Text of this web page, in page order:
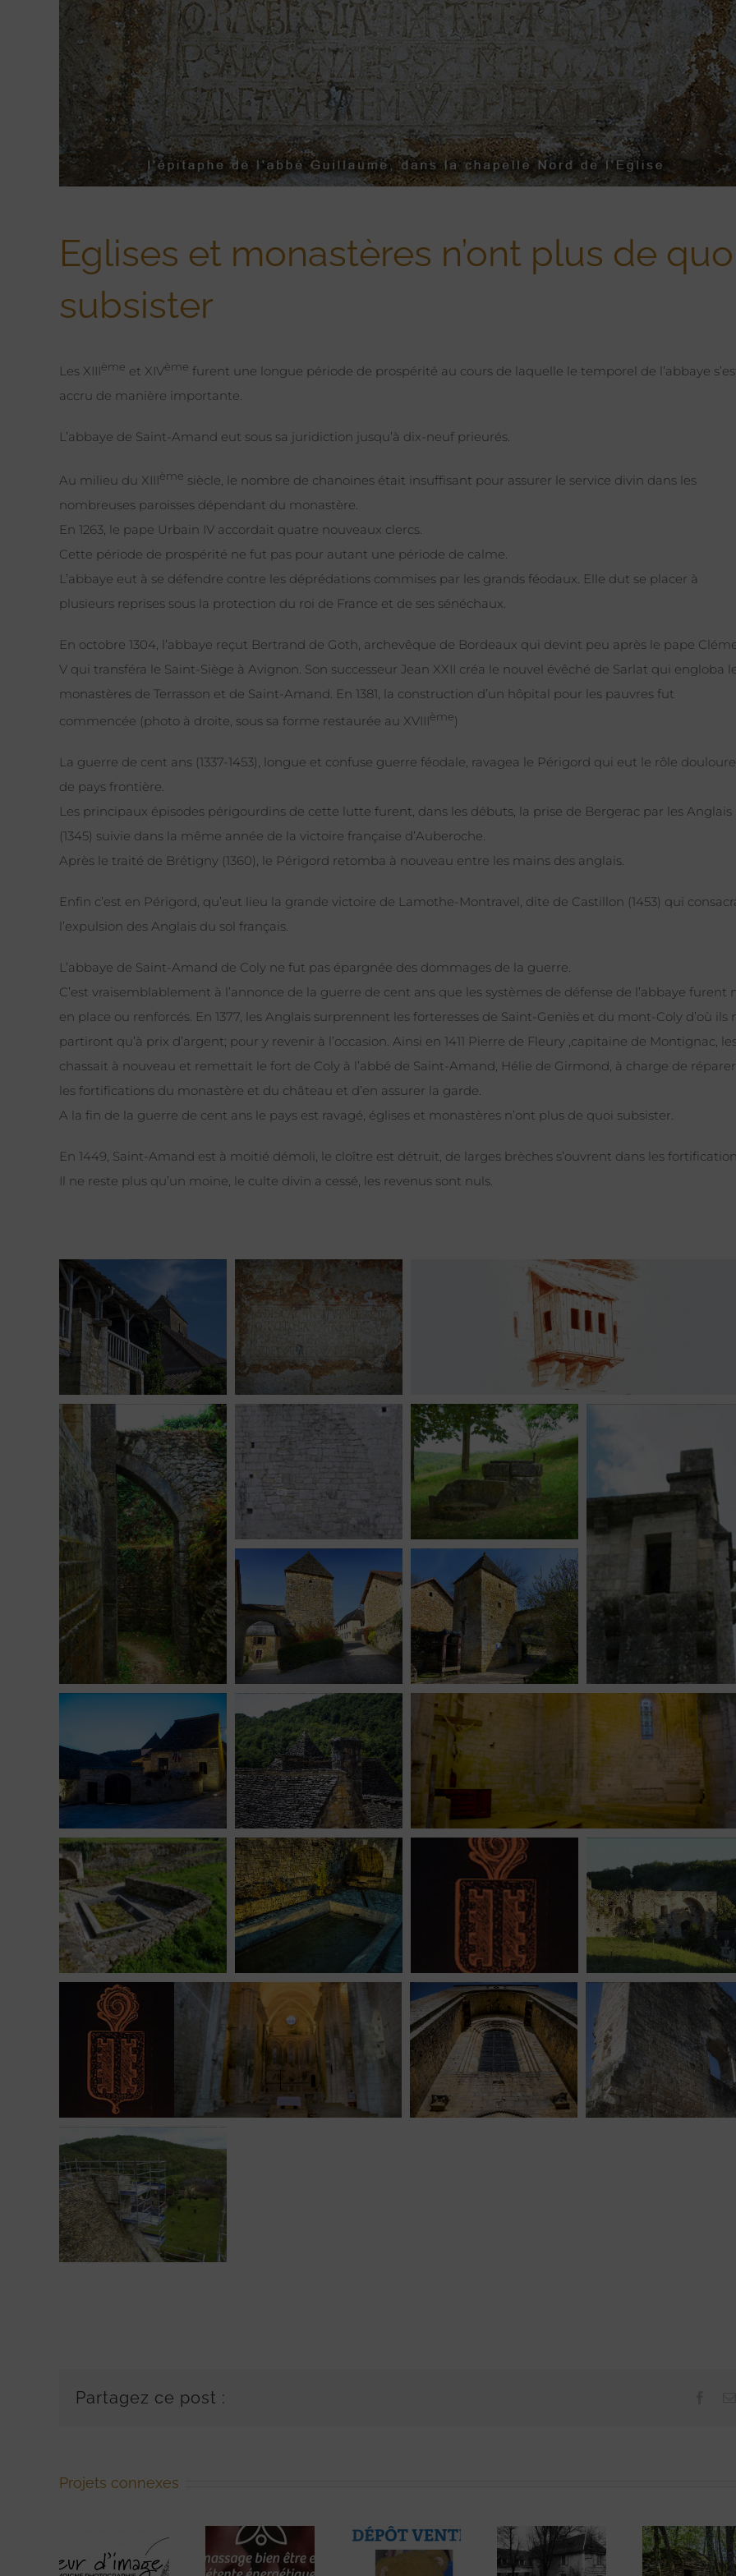
Eglises et monastères n’ont plus de
subsister
Les XIIIème et XIVème furent une longue période de prospérité au cours de laquelle le temporel de l’abbaye
accru de manière importante.
L’abbaye de Saint-Amand eut sous sa juridiction jusqu’à dix-neuf prieurés.
Au milieu du XIIIème siècle, le nombre de chanoines était insuffisant pour assurer le service divin dans les
nombreuses paroisses dépendant du monastère.
En 1263, le pape Urbain IV accordait quatre nouveaux clercs.
Cette période de prospérité ne fut pas pour autant une période de calme.
L’abbaye eut à se défendre contre les déprédations commises par les grands féodaux. Elle dut se placer à
plusieurs reprises sous la protection du roi de France et de ses sénéchaux.
En octobre 1304, l’abbaye reçut Bertrand de Goth, archevêque de Bordeaux qui devint peu après le pape
V qui transféra le Saint-Siège à Avignon. Son successeur Jean XXII créa le nouvel évêché de Sarlat qui engloba
monastères de Terrasson et de Saint-Amand. En 1381, la construction d’un hôpital pour les pauvres fut
commencée (photo à droite, sous sa forme restaurée au XVIIIème)
La guerre de cent ans (1337-1453), longue et confuse guerre féodale, ravagea le Périgord qui eut le rôle
de pays frontière.
Les principaux épisodes périgourdins de cette lutte furent, dans les débuts, la prise de Bergerac par les Anglais
(1345) suivie dans la même année de la victoire française d’Auberoche.
Après le traité de Brétigny (1360), le Périgord retomba à nouveau entre les mains des anglais.
Enfin c’est en Périgord, qu’eut lieu la grande victoire de Lamothe-Montravel, dite de Castillon (1453) qui
l’expulsion des Anglais du sol français.
L’abbaye de Saint-Amand de Coly ne fut pas épargnée des dommages de la guerre.
C’est vraisemblablement à l’annonce de la guerre de cent ans que les systèmes de défense de l’abbaye furent
en place ou renforcés. En 1377, les Anglais surprennent les forteresses de Saint-Geniès et du mont-Coly d’où ils
partiront qu’à prix d’argent; pour y revenir à l’occasion. Ainsi en 1411 Pierre de Fleury ,capitaine de Montignac,
chassait à nouveau et remettait le fort de Coly à l’abbé de Saint-Amand, Hélie de Girmond, à charge de réparer
les fortifications du monastère et du château et d’en assurer la garde.
A la fin de la guerre de cent ans le pays est ravagé, églises et monastères n’ont plus de quoi subsister.
En 1449, Saint-Amand est à moitié démoli, le cloître est détruit, de larges brèches s’ouvrent dans les
Il ne reste plus qu’un moine, le culte divin a cessé, les revenus sont nuls.
Partagez ce post :
Projets connexes
bien-
La
fortifiée
en